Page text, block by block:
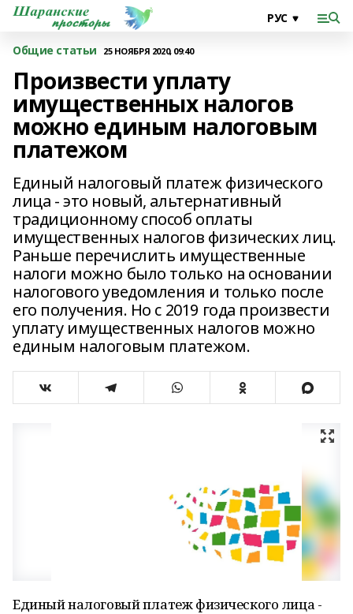
Общие статьи 25 НОЯБРЯ 2020, 09:40
Произвести уплату
имущественных налогов
можно единым налоговым
платежом
Единый налоговый платеж физического
лица - это новый, альтернативный
традиционному способ оплаты
имущественных налогов физических лиц.
Раньше перечислить имущественные
налоги можно было только на основании
налогового уведомления и только после
его получения. Но с 2019 года произвести
уплату имущественных налогов можно
единым налоговым платежом.
Единый налоговый платеж физического лица -